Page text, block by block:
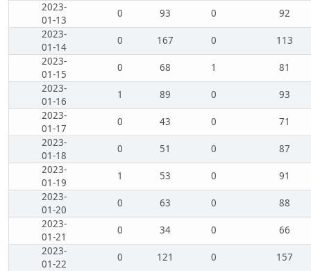
2023-
01-13
0 93 0
92
2023-
01-14
0 167 0
113
2023-
01-15
0 68 1
81
2023-
01-16
1 89 0
93
2023-
01-17
0 43 0
71
2023-
01-18
0 51 0
87
2023-
01-19
1 53 0
91
2023-
01-20
0 63 0
88
2023-
01-21
0 34 0
66
2023-
01-22
0 121 0
157